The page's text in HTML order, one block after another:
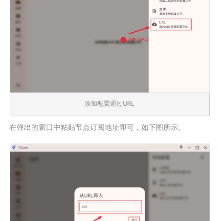
添加配置通过URL
在弹出的窗口中粘贴节点订阅地址即可，如下图所示。